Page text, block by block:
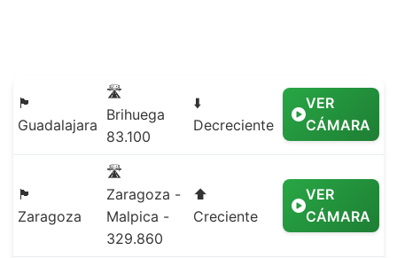
🏴
Guadalajara
🛣️
Brihuega
83.100
⬇️
Decreciente
VER
CÁMARA
🏴
Zaragoza
🛣️
Zaragoza -
Malpica -
329.860
⬆️
Creciente
VER
CÁMARA